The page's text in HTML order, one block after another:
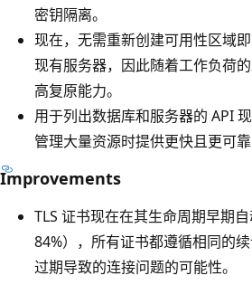
密钥隔离。
现在，无需重新创建可用性区域
现有服务器，因此随着工作负荷
高复原能力。
用于列出数据库和服务器的 API
管理大量资源时提供更快且更可靠
Improvements
TLS 证书现在在其生命周期早期
84%），所有证书都遵循相同的
过期导致的连接问题的可能性。